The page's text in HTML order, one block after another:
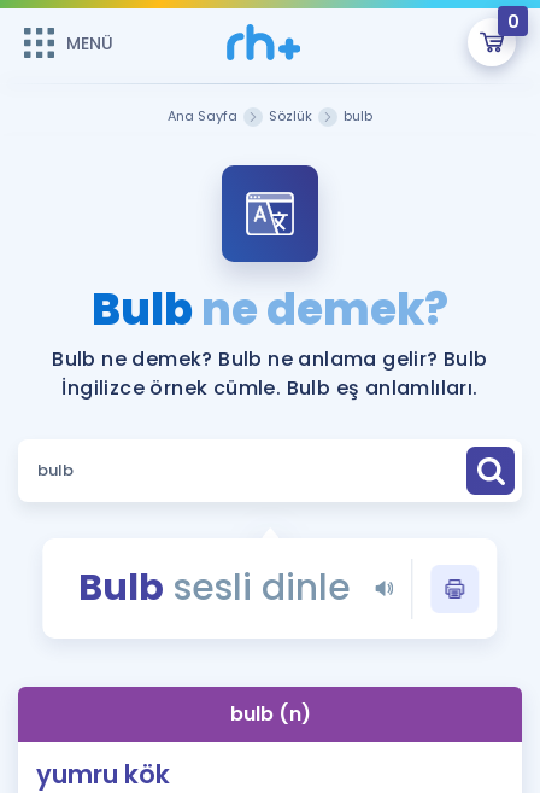
MENÜ
0
ÜYE DEĞİLİM
Sepetin Şu An Boş.
Remzi Hoca ile seni sınava hazırlayacak onlarca eğitim seni
bekliyor!
MENÜ
Faydalı Araçlar
Sözlük
Blog
Ana Sayfa Sözlük bulb
Bulbne demek?
Bulb ne demek? Bulb ne anlama gelir? Bulb
İngilizce örnek cümle. Bulb eş anlamlıları.
Bulb sesli dinle
bulb (n)
yumru kök